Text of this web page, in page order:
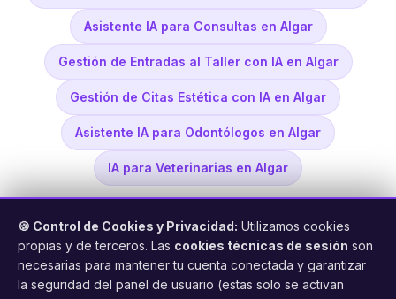
Asistente IA para Consultas en Algar
Gestión de Entradas al Taller con IA en Algar
Gestión de Citas Estética con IA en Algar
Asistente IA para Odontólogos en Algar
IA para Veterinarias en Algar
🍪 Control de Cookies y Privacidad: Utilizamos cookies
propias y de terceros. Las cookies técnicas de sesión son
necesarias para mantener tu cuenta conectada y garantizar
la seguridad del panel de usuario (estas solo se activan